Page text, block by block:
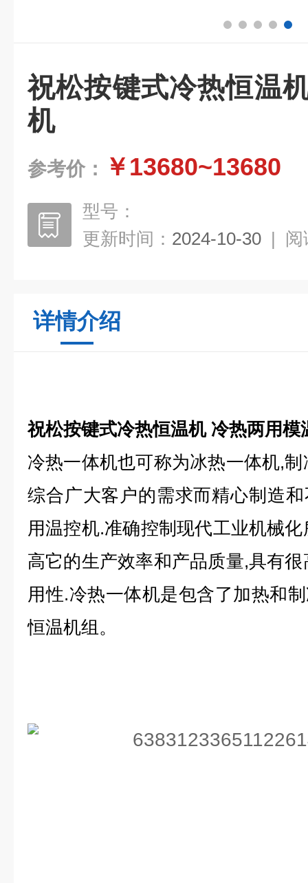
祝松按键式冷热恒温
机
参考价： ￥13680~13680
型号：
更新时间： 2024-10-30 | 阅
详情介绍
祝松按键式冷热恒温机 冷热两用模
冷热一体机也可称为冰热一体机,
综合广大客户的需求而精心制造
用温控机.准确控制现代工业机械
高它的生产效率和产品质量,具有
用性.冷热一体机是包含了加热和
恒温机组。